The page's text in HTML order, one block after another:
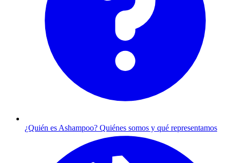
¿Quién es Ashampoo? Quiénes somos y qué representamos